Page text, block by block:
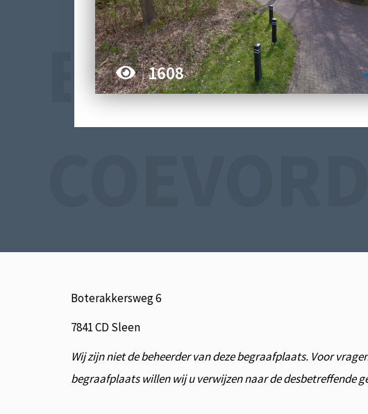
1608
Boterakkersweg 6
7841 CD Sleen
Wij zijn niet de beheerder van deze begraafplaats. Voor
begraafplaats willen wij u verwijzen naar de desbetreffende